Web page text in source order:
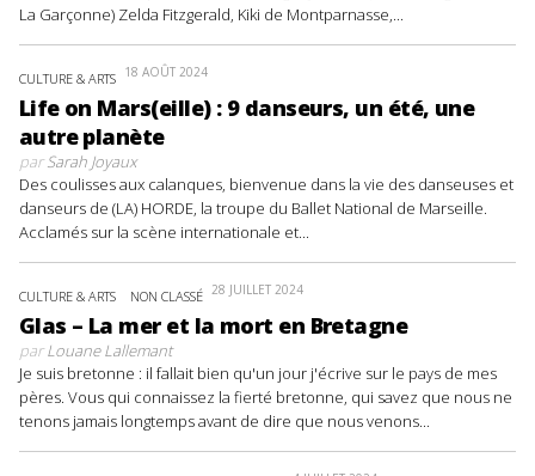
La Garçonne) Zelda Fitzgerald, Kiki de Montparnasse,...
CULTURE & ARTS 18 AOÛT 2024
Life on Mars(eille) : 9 danseurs, un été, une
autre planète
parSarah Joyaux
Des coulisses aux calanques, bienvenue dans la vie des danseuses et
danseurs de (LA) HORDE, la troupe du Ballet National de Marseille.
Acclamés sur la scène internationale et...
CULTURE & ARTS NON CLASSÉ 28 JUILLET 2024
Glas – La mer et la mort en Bretagne
parLouane Lallemant
Je suis bretonne : il fallait bien qu'un jour j'écrive sur le pays de mes
pères. Vous qui connaissez la fierté bretonne, qui savez que nous ne
tenons jamais longtemps avant de dire que nous venons...